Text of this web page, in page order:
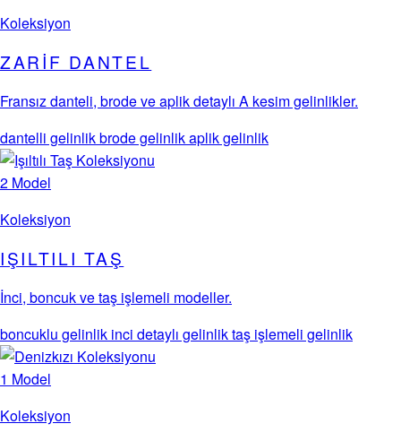
Koleksiyon
ZARIF DANTEL
Fransız danteli, brode ve aplik detaylı A kesim gelinlikler.
dantelli gelinlikbrode gelinlikaplik gelinlik
2 Model
Koleksiyon
IŞILTILI TAŞ
İnci, boncuk ve taş işlemeli modeller.
boncuklu gelinlik inci detaylı gelinliktaş işlemeli gelinlik
1 Model
Koleksiyon